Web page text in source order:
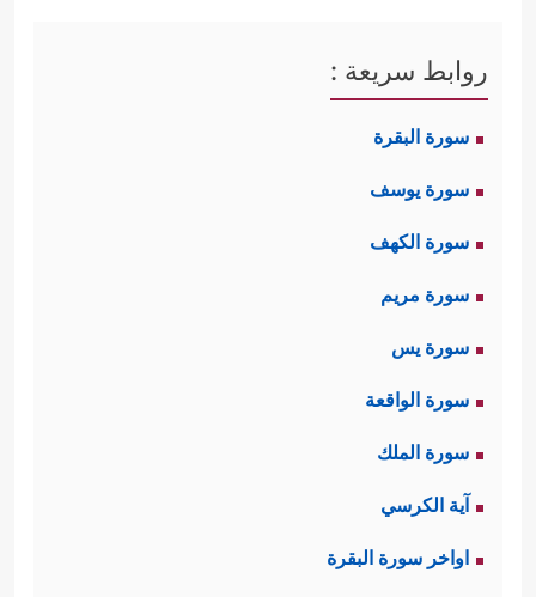
روابط سريعة :
سورة البقرة
سورة يوسف
سورة الكهف
سورة مريم
سورة يس
سورة الواقعة
سورة الملك
آية الكرسي
اواخر سورة البقرة